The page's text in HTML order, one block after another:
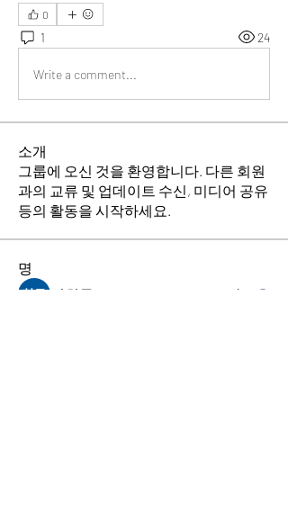
0
1 24
Write a comment...
소개
그룹에 오신 것을 환영합니다. 다른 회원
과의 교류 및 업데이트 수신, 미디어 공유
등의 활동을 시작하세요.
명
김희두
팔로우